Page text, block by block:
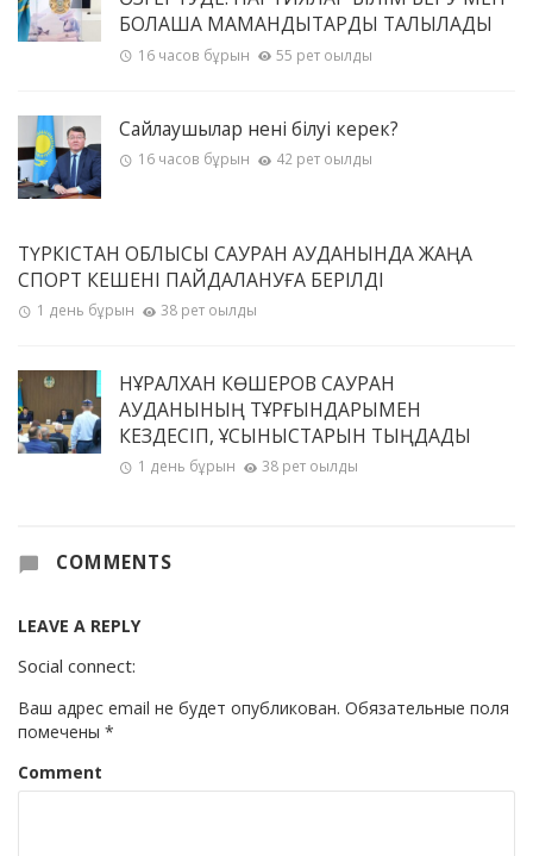
БОЛАШАҚ МАМАНДЫҚТАРДЫ ТАЛҚЫЛАДЫ
16 часов бұрын 55 рет оқылды
Сайлаушылар нені білуі керек?
16 часов бұрын 42 рет оқылды
ТҮРКІСТАН ОБЛЫСЫ САУРАН АУДАНЫНДА ЖАҢА
СПОРТ КЕШЕНІ ПАЙДАЛАНУҒА БЕРІЛДІ
1 день бұрын 38 рет оқылды
НҰРАЛХАН КӨШЕРОВ САУРАН
АУДАНЫНЫҢ ТҰРҒЫНДАРЫМЕН
КЕЗДЕСІП, ҰСЫНЫСТАРЫН ТЫҢДАДЫ
1 день бұрын 38 рет оқылды
COMMENTS
LEAVE A REPLY
Social connect:
Ваш адрес email не будет опубликован. Обязательные поля
помечены *
Comment